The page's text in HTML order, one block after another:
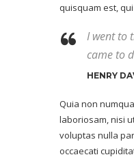
quisquam est,
I went to
came to
HENRY
Quia non
laboriosam, nisi
voluptas nulla
occaecati